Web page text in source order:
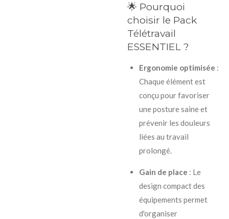
🌟 Pourquoi
choisir le Pack
Télétravail
ESSENTIEL ?
Ergonomie optimisée :
Chaque élément est
conçu pour favoriser
une posture saine et
prévenir les douleurs
liées au travail
prolongé.
Gain de place : Le
design compact des
équipements permet
d'organiser